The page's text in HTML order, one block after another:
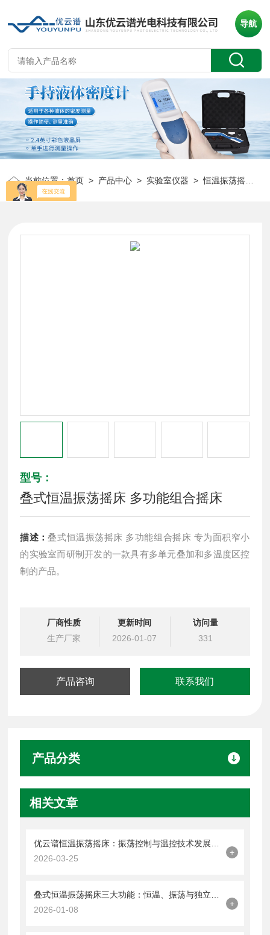
导航
当前位置：首页 > 产品中心 > 实验室仪器 >恒温振荡摇床
型号：
叠式恒温振荡摇床 多功能组合摇床
描述：叠式恒温振荡摇床 多功能组合摇床 专为面积窄小
的实验室而研制开发的一款具有多单元叠加和多温度区控
制的产品。
厂商性质
生产厂家
更新时间
2026-01-07
访问量
331
产品咨询 联系我们
产品分类
相关文章
优云谱恒温振荡摇床：振荡控制与温控技术发展趋势
2026-03-25
+
叠式恒温振荡摇床三大功能：恒温、振荡与独立控制
2026-01-08
+